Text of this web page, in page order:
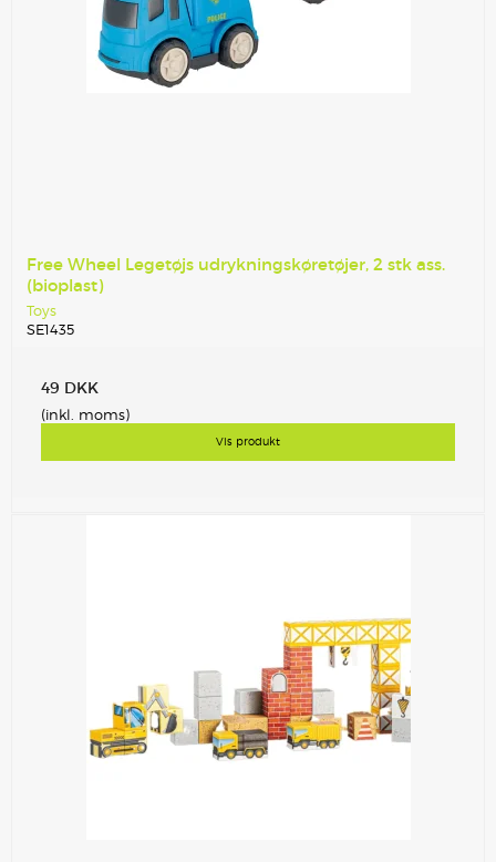
Free Wheel Legetøjs udrykningskøretøjer, 2 stk ass.
(bioplast)
Toys
SE1435
49 DKK
(inkl. moms)
Vis produkt